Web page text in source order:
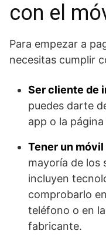
con el
Para empezar a
necesitas cumplir
Ser cliente de
puedes darte
app o la
Tener un
mayoría de los
incluyen
comprobarlo
teléfono o en
fabricante.